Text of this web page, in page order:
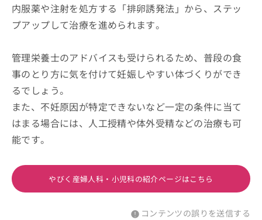
内服薬や注射を処方する「排卵誘発法」から、ステッ
プアップして治療を進められます。
管理栄養士のアドバイスも受けられるため、普段の食
事のとり方に気を付けて妊娠しやすい体づくりができ
るでしょう。
また、不妊原因が特定できないなど一定の条件に当て
はまる場合には、人工授精や体外受精などの治療も可
能です。
やびく産婦人科・小児科の紹介ページはこちら
コンテンツの誤りを送信する